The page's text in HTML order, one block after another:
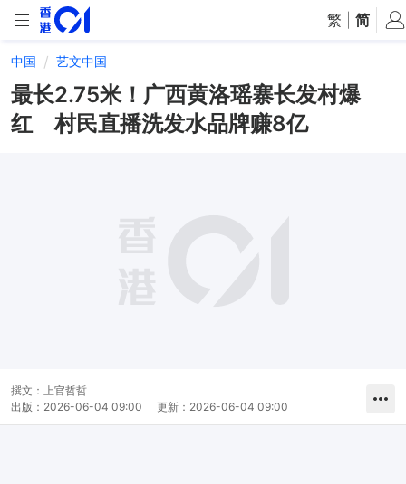
繁 简
中国 艺文中国
最长2.75米！广西黄洛瑶寨长发村爆
红 村民直播洗发水品牌赚8亿
撰文：
上官哲哲
出版： 2026-06-04 09:00 更新： 2026-06-04 09:00